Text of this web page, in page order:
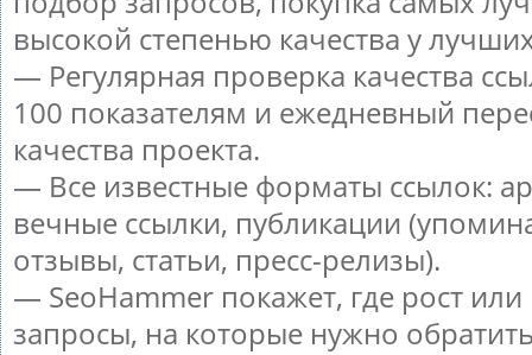
высокой степенью качества у
— Регулярная проверка качества
100 показателям и ежедневный
качества проекта.
— Все известные форматы ссылок:
вечные ссылки, публикации
отзывы, статьи, пресс-релизы).
— SeoHammer покажет, где рост или
запросы, на которые нужно